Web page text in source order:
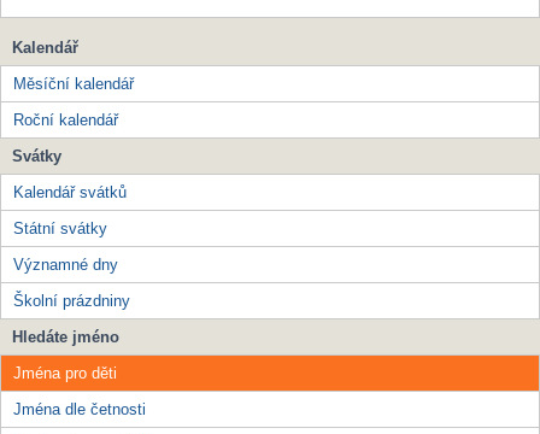
Kalendář
Měsíční kalendář
Roční kalendář
Svátky
Kalendář svátků
Státní svátky
Významné dny
Školní prázdniny
Hledáte jméno
Jména pro děti
Jména dle četnosti